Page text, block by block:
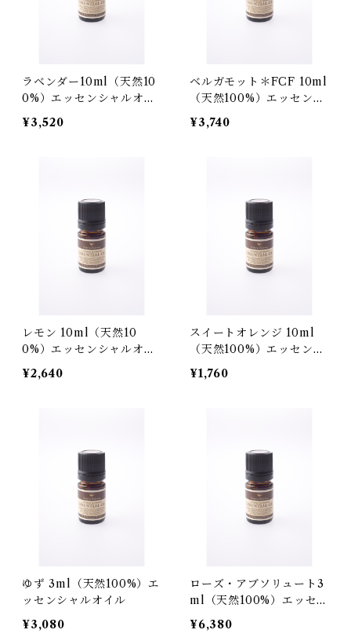
ラベンダー10ml（天然10
0%）エッセンシャルオイ
ル
¥3,520
ベルガモット＊FCF 10ml
（天然100%）エッセンシ
ャルオイル
¥3,740
レモン 10ml（天然10
0%）エッセンシャルオイ
ル
¥2,640
スイートオレンジ 10ml
（天然100%）エッセンシ
ャルオイル
¥1,760
ゆず 3ml（天然100%）エ
ッセンシャルオイル
¥3,080
ローズ・アブソリュート3
ml（天然100%）エッセン
シャルオイル
¥6,380